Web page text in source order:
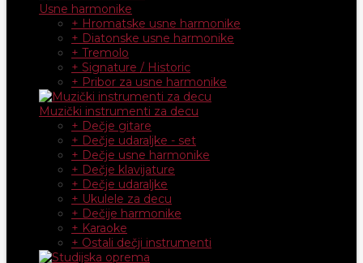
Usne harmonike
+ Hromatske usne harmonike
+ Diatonske usne harmonike
+ Tremolo
+ Signature / Historic
+ Pribor za usne harmonike
Muzički instrumenti za decu
+ Dečje gitare
+ Dečje udaraljke - set
+ Dečje usne harmonike
+ Dečje klavijature
+ Dečje udaraljke
+ Ukulele za decu
+ Dečije harmonike
+ Karaoke
+ Ostali dečji instrumenti